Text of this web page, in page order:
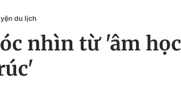
du lịch
nhìn từ 'âm học